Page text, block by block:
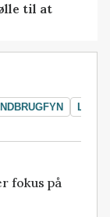
til at
fokus på